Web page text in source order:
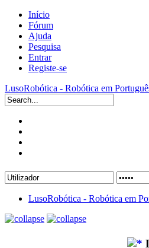
Início
Fórum
Ajuda
Pesquisa
Entrar
Registe-se
LusoRobótica - Robótica em
LusoRobótica - Robótica em